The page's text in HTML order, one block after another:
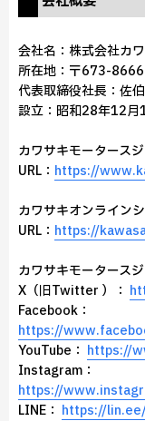
会社名：株式会社カ
所在地：〒673-
代表取締役社長：佐
設立：昭和28年12月
カワサキモータース
URL： https://
カワサキオンライン
URL： https://
カワサキモータース
X（旧Twitter ）：
Facebook：
https://
YouTube： https://
Instagram：
https://
LINE： https://